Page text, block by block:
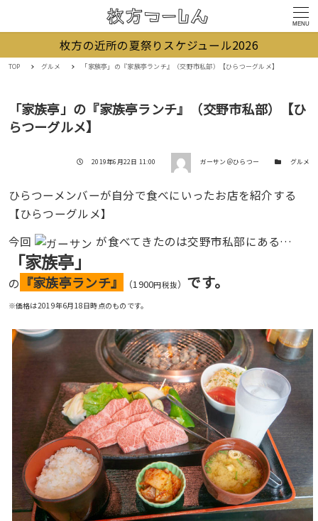
MENU
枚方の近所の夏祭りスケジュール2026
TOP グルメ 「家族亭」の『家族亭ランチ』（交野市私部）【ひらつーグルメ】
「家族亭」の『家族亭ランチ』（交野市私部）【ひ
らつーグルメ】
投稿日
2019年6月22日 11:00 著者 ガーサン＠ひらつー カテゴリー
グルメ
ひらつーメンバーが自分で食べにいったお店を紹介する
【ひらつーグルメ】
今回
が食べてきたのは交野市私部にある…
「家族亭」
の 『家族亭ランチ』 （1900円税抜） です。
※価格は2019年6月18日時点のものです。